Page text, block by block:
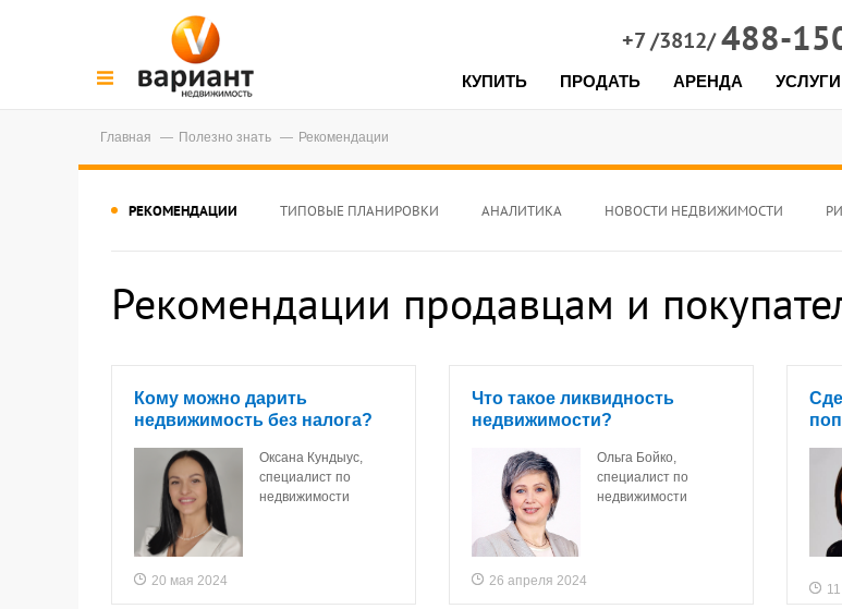
+7 /3812/488-
КУПИТЬ ПРОДАТЬ АРЕНДА УСЛУГИ
Главная Полезно знать Рекомендации
РЕКОМЕНДАЦИИ ТИПОВЫЕ ПЛАНИРОВКИ АНАЛИТИКА НОВОСТИ НЕДВИЖИМОСТИ
Рекомендации продавцам и
Кому можно дарить
недвижимость без налога?
Оксана Кундыус,
специалист по
недвижимости
20 мая 2024
Что такое ликвидность
недвижимости?
Ольга Бойко,
специалист по
недвижимости
26 апреля 2024